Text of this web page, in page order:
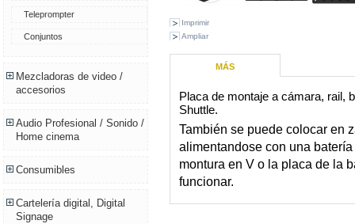
Teleprompter
Conjuntos
Mezcladoras de video /
accesorios
Audio Profesional / Sonido /
Home cinema
Consumibles
Cartelería digital, Digital
Signage
Imprimir
Ampliar
MÁS
Placa de montaje a cámara, rail,
Shuttle.
También se puede colocar en
alimentandose con una
montura en V o la placa de la
funcionar.